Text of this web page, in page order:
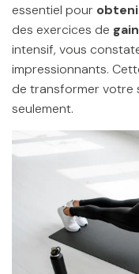
essentiel pour
des exercices de
intensif, vous
impressionnants.
de transformer votre
seulement.